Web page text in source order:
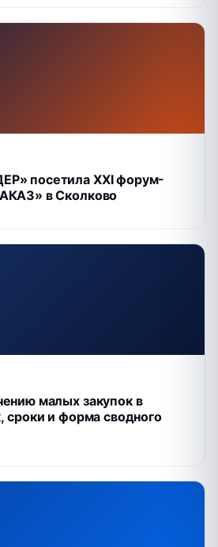
посетила XXI форум-
в Сколково
малых закупок в
сроки и форма сводного